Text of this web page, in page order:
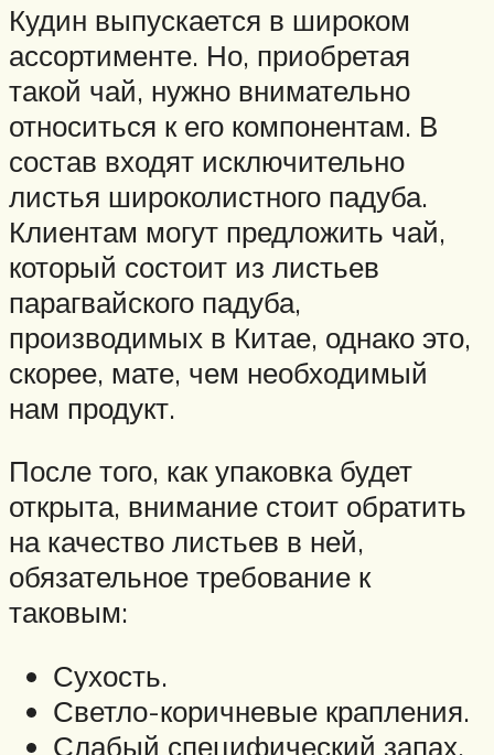
Кудин выпускается в широком
ассортименте. Но, приобретая
такой чай, нужно внимательно
относиться к его компонентам. В
состав входят исключительно
листья широколистного падуба.
Клиентам могут предложить чай,
который состоит из листьев
парагвайского падуба,
производимых в Китае, однако это,
скорее, мате, чем необходимый
нам продукт.
После того, как упаковка будет
открыта, внимание стоит обратить
на качество листьев в ней,
обязательное требование к
таковым:
Сухость.
Светло-коричневые крапления.
Слабый специфический запах.